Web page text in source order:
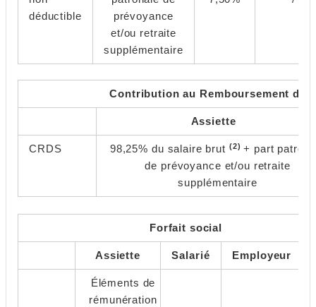
déductible
prévoyance
et/ou retraite
supplémentaire
Contribution au Remboursement de
Assiette
CRDS 98,25% du salaire brut (2) + part
de prévoyance et/ou retraite
supplémentaire
Forfait social
Assiette Salarié Employeur
Éléments de
rémunération